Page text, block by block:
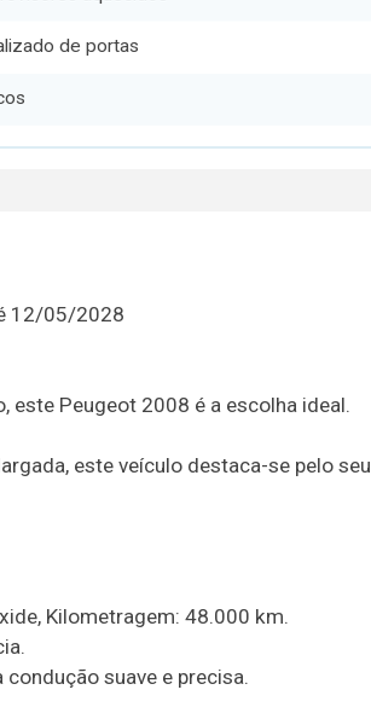
de portas
12/05/2028
este Peugeot 2008 é a escolha ideal.
este veículo destaca-se pelo seu
Kilometragem: 48.000 km.
suave e precisa.